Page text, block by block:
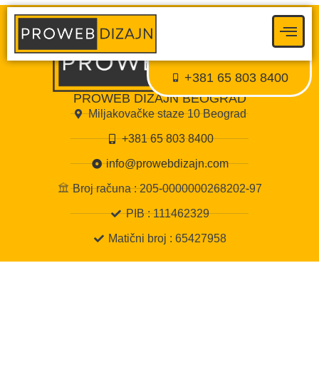
+381 65 803 8400
PROWEB DIZAJN BEOGRAD
Miljakovačke staze 10 Beograd
+381 65 803 8400
info@prowebdizajn.com
Broj računa : 205-0000000268202-97
PIB : 111462329
Matični broj : 65427958
● Dostupan — Proweb Dizajn